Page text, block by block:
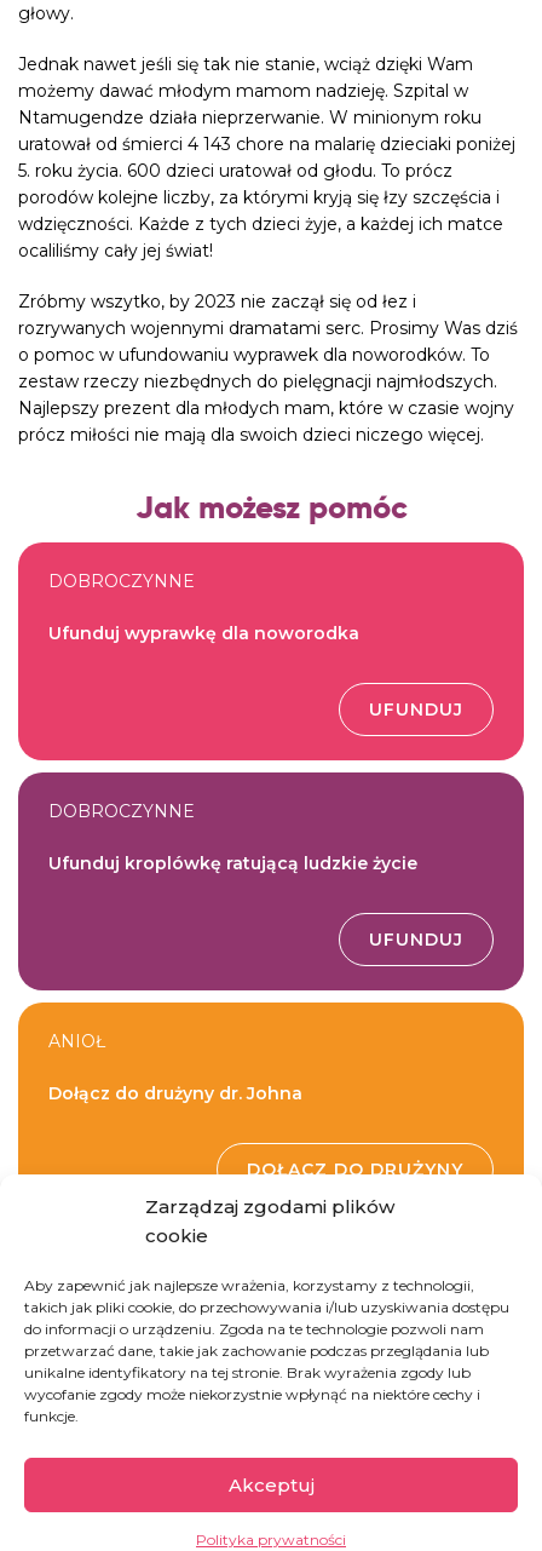
Zarządzaj zgodami plików
cookie
Aby zapewnić jak najlepsze wrażenia, korzystamy z technologii,
takich jak pliki cookie, do przechowywania i/lub uzyskiwania dostępu
do informacji o urządzeniu. Zgoda na te technologie pozwoli nam
przetwarzać dane, takie jak zachowanie podczas przeglądania lub
unikalne identyfikatory na tej stronie. Brak wyrażenia zgody lub
wycofanie zgody może niekorzystnie wpłynąć na niektóre cechy i
funkcje.
Akceptuj
Polityka prywatności
Demokratyczna
Drugi co do wielkości kraj w Afryce, kraj pełen
głowy.
Jednak nawet jeśli się tak nie stanie, wciąż dzięki Wam
możemy dawać młodym mamom nadzieję. Szpital w
Ntamugendze działa nieprzerwanie. W minionym roku
uratował od śmierci 4 143 chore na malarię dzieciaki poniżej
5. roku życia. 600 dzieci uratował od głodu. To prócz
porodów kolejne liczby, za którymi kryją się łzy szczęścia i
wdzięczności. Każde z tych dzieci żyje, a każdej ich matce
ocaliliśmy cały jej świat!
Zróbmy wszytko, by 2023 nie zaczął się od łez i
rozrywanych wojennymi dramatami serc. Prosimy Was dziś
o pomoc w ufundowaniu wyprawek dla noworodków. To
zestaw rzeczy niezbędnych do pielęgnacji najmłodszych.
Najlepszy prezent dla młodych mam, które w czasie wojny
prócz miłości nie mają dla swoich dzieci niczego więcej.
Jak możesz pomóc
DOBROCZYNNE
Ufunduj wyprawkę dla noworodka
UFUNDUJ
DOBROCZYNNE
Ufunduj kroplówkę ratującą ludzkie życie
UFUNDUJ
ANIOŁ
Dołącz do drużyny dr. Johna
DOŁĄCZ DO DRUŻYNY